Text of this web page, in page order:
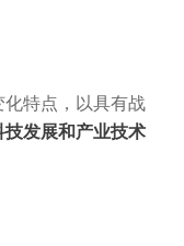
特点，以具有战
技发展和产业技术